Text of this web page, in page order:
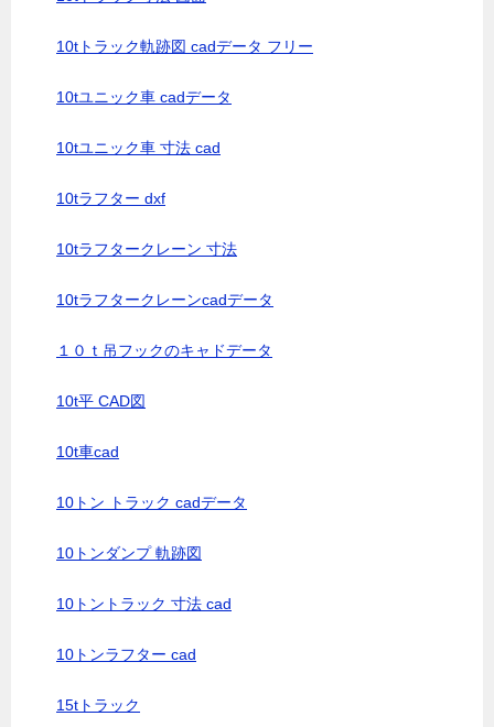
10tトラック軌跡図 cadデータ フリー
10tユニック車 cadデータ
10tユニック車 寸法 cad
10tラフター dxf
10tラフタークレーン 寸法
10tラフタークレーンcadデータ
１０ｔ吊フックのキャドデータ
10t平 CAD図
10t車cad
10トン トラック cadデータ
10トンダンプ 軌跡図
10トントラック 寸法 cad
10トンラフター cad
15tトラック